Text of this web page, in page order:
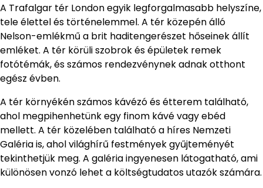
A Trafalgar tér London egyik legforgalmasabb helyszíne,
tele élettel és történelemmel. A tér közepén álló
Nelson-emlékmű a brit haditengerészet hőseinek állít
emléket. A tér körüli szobrok és épületek remek
fotótémák, és számos rendezvénynek adnak otthont
egész évben.
A tér környékén számos kávézó és étterem található,
ahol megpihenhetünk egy finom kávé vagy ebéd
mellett. A tér közelében található a híres Nemzeti
Galéria is, ahol világhírű festmények gyűjteményét
tekinthetjük meg. A galéria ingyenesen látogatható, ami
különösen vonzó lehet a költségtudatos utazók számára.